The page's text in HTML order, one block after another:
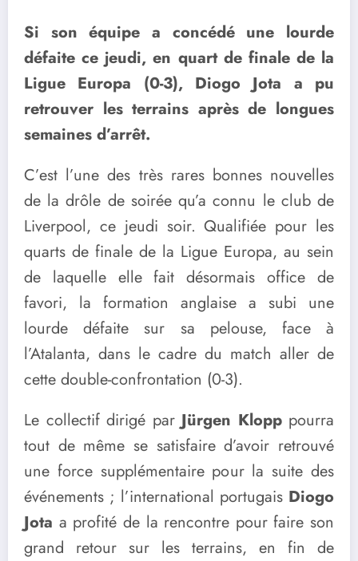
Si son équipe a concédé une lourde
défaite ce jeudi, en quart de finale de la
Ligue Europa (0-3), Diogo Jota a pu
retrouver les terrains après de longues
semaines d’arrêt.
C’est l’une des très rares bonnes nouvelles
de la drôle de soirée qu’a connu le club de
Liverpool, ce jeudi soir. Qualifiée pour les
quarts de finale de la Ligue Europa, au sein
de laquelle elle fait désormais office de
favori, la formation anglaise a subi une
lourde défaite sur sa pelouse, face à
l’Atalanta, dans le cadre du match aller de
cette double-confrontation (0-3).
Le collectif dirigé parJürgen Klopppourra
tout de même se satisfaire d’avoir retrouvé
une force supplémentaire pour la suite des
événements ; l’international portugais Diogo
Jota a profité de la rencontre pour faire son
grand retour sur les terrains, en fin de